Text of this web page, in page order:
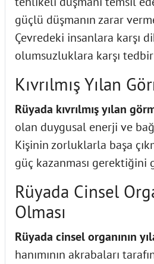
güçlü düşmanın zarar
Çevredeki insanlara karşı
olumsuzluklara karşı tedbir
Kıvrılmış Yılan
Rüyada kıvrılmış yılan
olan duygusal enerji ve
Kişinin zorluklarla başa
güç kazanması gerektiğini
Rüyada Cinsel
Olması
Rüyada cinsel organının
hanımının akrabaları